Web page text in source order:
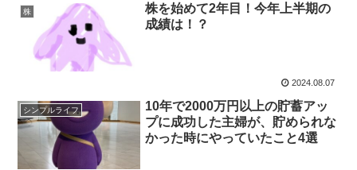
株
株を始めて2年目！今年上半期の
成績は！？
2024.08.07
シンプルライフ
10年で2000万円以上の貯蓄アッ
プに成功した主婦が、貯められな
かった時にやっていたこと4選